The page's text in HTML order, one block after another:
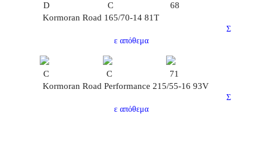
D C
68
Kormoran Road 165/70-14 81T
Σ
ε απόθεμα
C C
71
Kormoran Road Performance 215/55-16 93V
Σ
ε απόθεμα